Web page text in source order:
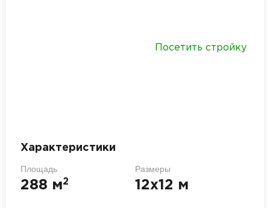
Посетить стройку
Характеристики
Площадь
288 м2
Размеры
12х12 м